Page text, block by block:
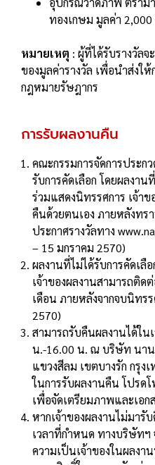
ทองเกษม มูลค่า
หมายเหตุ : ผู้ที่ได้รับรางวัล
ของมูลค่ารางวัล เพื่อนําส่งใ
กฎหมายรัษฎากร
การรับผลงานคืน
คณะกรรมการจัดการประก
รับการคัดเลือก โดยผลงาน
ร่วมแสดงนิทรรศการ เจ้า
คืนด้วยตนเอง ภายหลังทร
ประกาศรางวัลทาง
– 15 มกราคม 2570)
ผลงานที่ไม่ได้รับการคัดเลื
เจ้าของผลงานสามารถติด
เดือน ภายหลังจากจบนิทร
2570)
สามารถรับคืนผลงานได้ใน
น.-16.00 น. ณ บริษัท นา
แขวงสีลม เขตบางรัก กรุง
ในการรับผลงานคืน โปรด
เพื่อจัดเตรียมภาพและเอ
หากเจ้าของผลงานไม่มา
เวลาที่กําหนด ทางบริษัทฯ
ความเป็นเจ้าของในผลง